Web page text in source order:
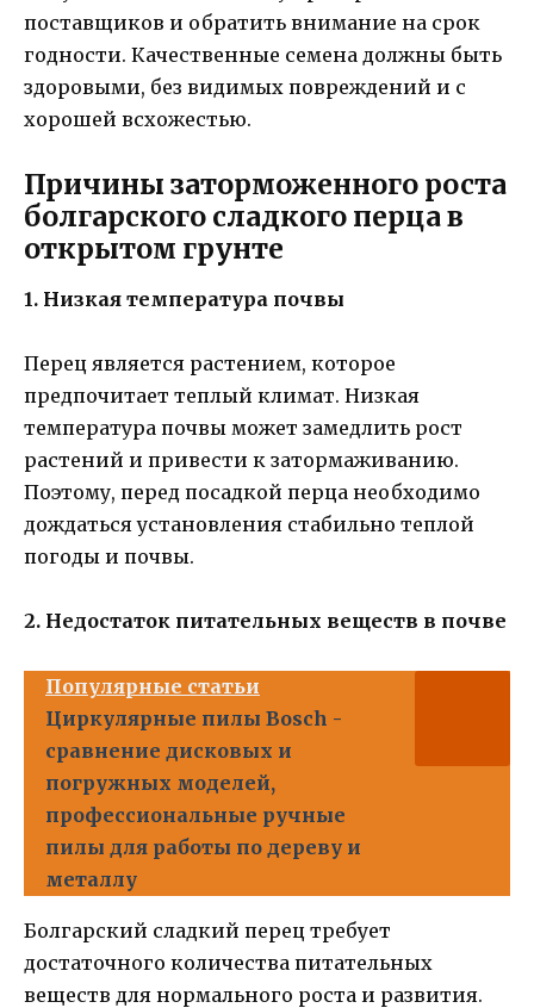
поставщиков и обратить внимание на срок
годности. Качественные семена должны быть
здоровыми, без видимых повреждений и с
хорошей всхожестью.
Причины заторможенного роста
болгарского сладкого перца в
открытом грунте
1. Низкая температура почвы
Перец является растением, которое
предпочитает теплый климат. Низкая
температура почвы может замедлить рост
растений и привести к затормаживанию.
Поэтому, перед посадкой перца необходимо
дождаться установления стабильно теплой
погоды и почвы.
2. Недостаток питательных веществ в почве
Популярные статьи
Циркулярные пилы Bosch -
сравнение дисковых и
погружных моделей,
профессиональные ручные
пилы для работы по дереву и
металлу
Болгарский сладкий перец требует
достаточного количества питательных
веществ для нормального роста и развития.